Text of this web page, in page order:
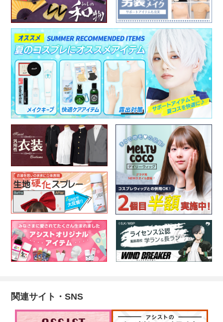
関連サイト・SNS